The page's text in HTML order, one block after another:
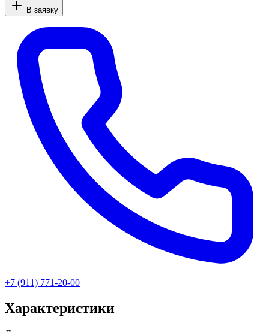
В заявку
+7 (911) 771-20-00
Характеристики